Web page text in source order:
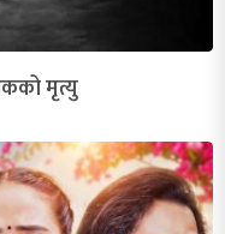
मृत्यु